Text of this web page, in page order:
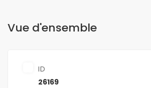
Vue d'ensemble
ID
26169